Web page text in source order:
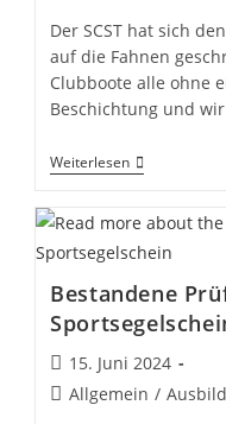
Der SCST hat sich
auf die Fahnen
Clubboote alle ohne
Beschichtung und
WeiterlesenAntifouling-
Free
Bestandene
Beitrag
veröffentlicht:
15. Juni 2024
Beitrags-
Allgemein /